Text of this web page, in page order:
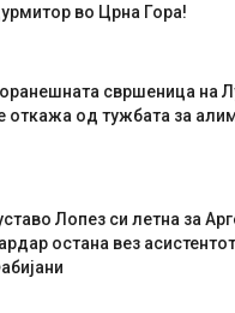
во Црна Гора!
свршеница на
откажа од тужбата за
Лопез си летна за
остана вез